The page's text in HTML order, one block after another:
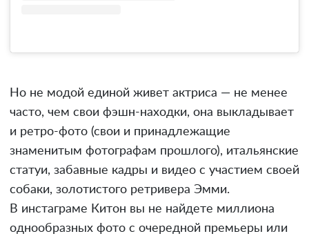
Но не модой единой живет актриса — не менее
часто, чем свои фэшн-находки, она выкладывает
и ретро-фото (свои и принадлежащие
знаменитым фотографам прошлого), итальянские
статуи, забавные кадры и видео с участием своей
собаки, золотистого ретривера Эмми.
В инстаграме Китон вы не найдете миллиона
однообразных фото с очередной премьеры или